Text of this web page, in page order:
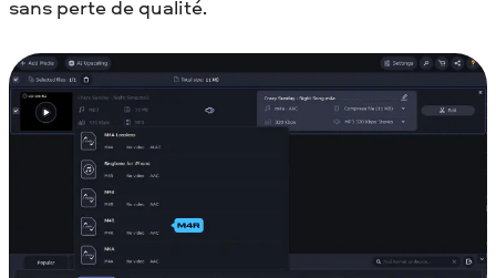
sans perte de qualité.